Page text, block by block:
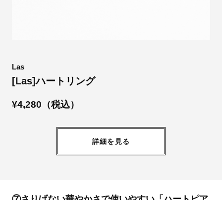
Las
[Las]ハートリング
¥4,280（税込）
詳細を見る